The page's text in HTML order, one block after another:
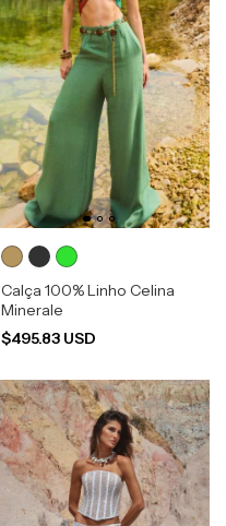
Calça 100% Linho Celina
Minerale
$495.83 USD